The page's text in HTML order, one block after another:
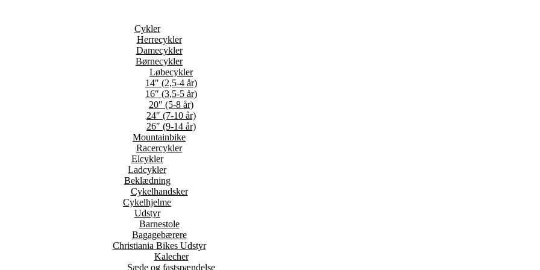
Cykler
Herrecykler
Damecykler
Børnecykler
Løbecykler
14″ (2,5-4 år)
16″ (3,5-5 år)
20″ (5-8 år)
24″ (7-10 år)
26″ (9-14 år)
Mountainbike
Racercykler
Elcykler
Ladcykler
Beklædning
Cykelhandsker
Cykelhjelme
Udstyr
Barnestole
Bagagebærere
Christiania Bikes Udstyr
Kalecher
Sæde og fastspændelse